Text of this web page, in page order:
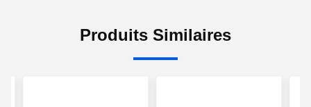
Produits Similaires